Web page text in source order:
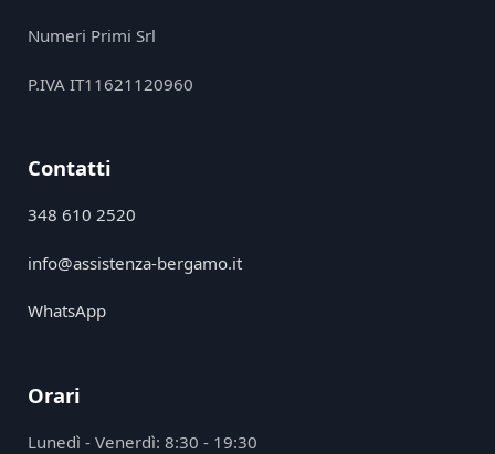
Numeri Primi Srl
P.IVA IT11621120960
Contatti
348 610 2520
info@assistenza-bergamo.it
WhatsApp
Orari
Lunedì - Venerdì: 8:30 - 19:30